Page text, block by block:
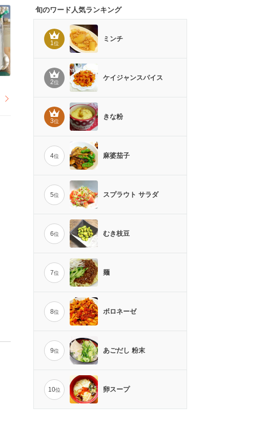
旬のワード人気ランキング
1位
ミンチ
2位
ケイジャンスパイス
3位
きな粉
4位 麻婆茄子
5位 スプラウト サラダ
6位 むき枝豆
7位 麺
8位 ボロネーゼ
9位 あごだし 粉末
10位 卵スープ